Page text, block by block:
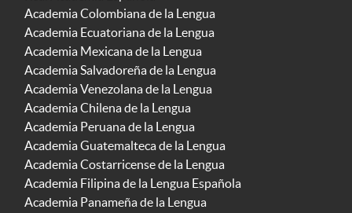
Academia Colombiana de la Lengua
Academia Ecuatoriana de la Lengua
Academia Mexicana de la Lengua
Academia Salvadoreña de la Lengua
Academia Venezolana de la Lengua
Academia Chilena de la Lengua
Academia Peruana de la Lengua
Academia Guatemalteca de la Lengua
Academia Costarricense de la Lengua
Academia Filipina de la Lengua Española
Academia Panameña de la Lengua